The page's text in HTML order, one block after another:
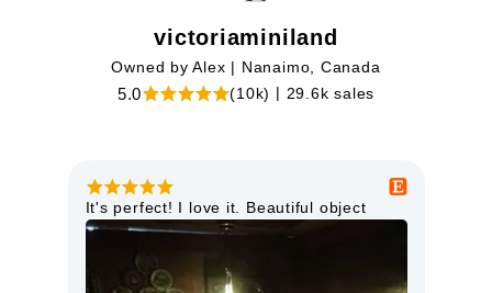
victoriaminiland
Owned by Alex | Nanaimo, Canada
5.0 (10k) | 29.6k sales
I love it. Beautiful object
This miniature light is
high quality and will
items I have